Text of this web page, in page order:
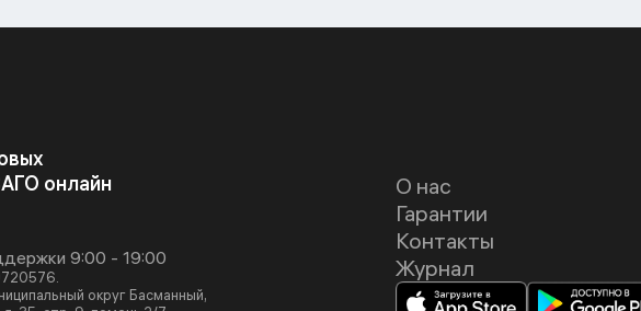
онлайн
9:00 - 19:00
округ Басманный,
О нас
Гарантии
Контакты
Журнал